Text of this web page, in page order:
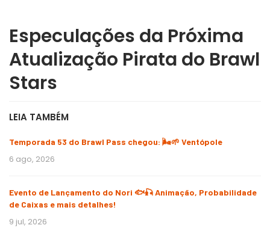
Especulações da Próxima
Atualização Pirata do Brawl
Stars
LEIA TAMBÉM
Temporada 53 do Brawl Pass chegou: 🌬️🌱 Ventópole
6 ago, 2026
Evento de Lançamento do Nori 🐟🎣 Animação, Probabilidade
de Caixas e mais detalhes!
9 jul, 2026